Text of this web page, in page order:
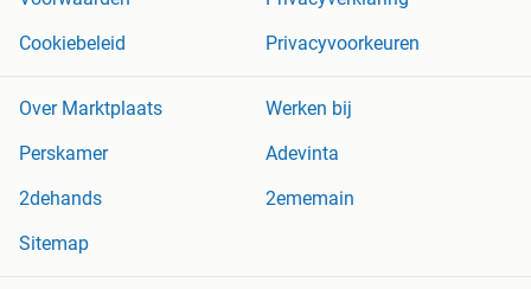
Cookiebeleid
Privacyvoorkeuren
Over Marktplaats
Werken bij
Perskamer
Adevinta
2dehands
2ememain
Sitemap